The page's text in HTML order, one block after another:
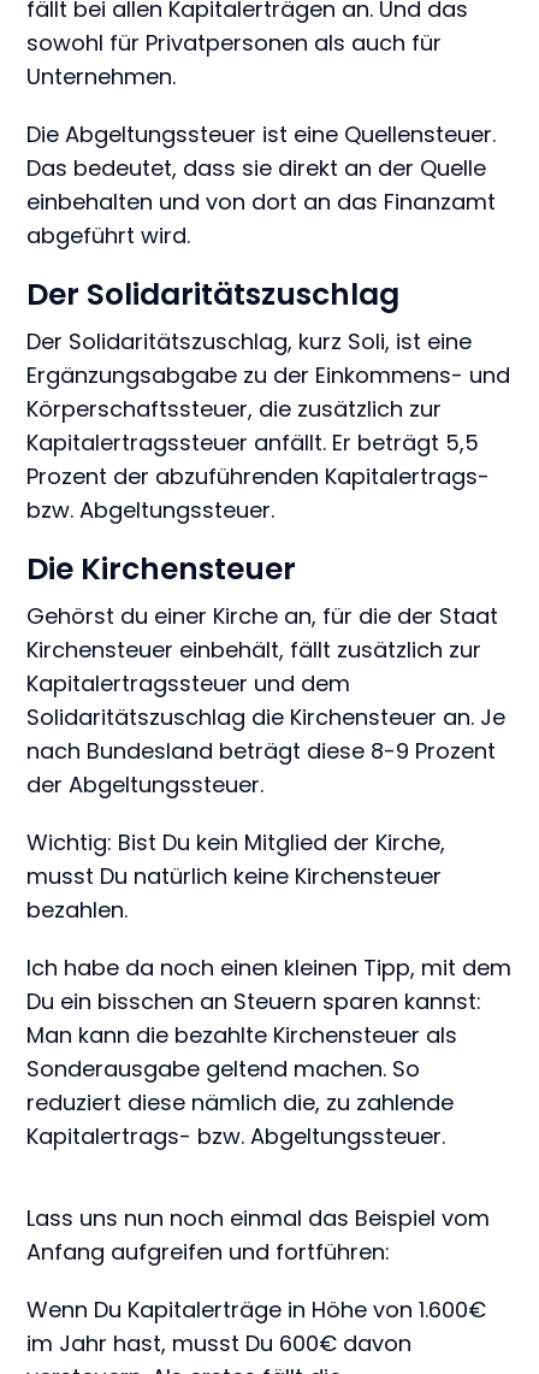
fällt bei allen Kapitalerträgen an. Und das
sowohl für Privatpersonen als auch für
Unternehmen.
Die Abgeltungssteuer ist eine Quellensteuer.
Das bedeutet, dass sie direkt an der Quelle
einbehalten und von dort an das Finanzamt
abgeführt wird.
Der Solidaritätszuschlag
Der Solidaritätszuschlag, kurz Soli, ist eine
Ergänzungsabgabe zu der Einkommens- und
Körperschaftssteuer, die zusätzlich zur
Kapitalertragssteuer anfällt. Er beträgt 5,5
Prozent der abzuführenden Kapitalertrags-
bzw. Abgeltungssteuer.
Die Kirchensteuer
Gehörst du einer Kirche an, für die der Staat
Kirchensteuer einbehält, fällt zusätzlich zur
Kapitalertragssteuer und dem
Solidaritätszuschlag die Kirchensteuer an. Je
nach Bundesland beträgt diese 8-9 Prozent
der Abgeltungssteuer.
Wichtig: Bist Du kein Mitglied der Kirche,
musst Du natürlich keine Kirchensteuer
bezahlen.
Ich habe da noch einen kleinen Tipp, mit dem
Du ein bisschen an Steuern sparen kannst:
Man kann die bezahlte Kirchensteuer als
Sonderausgabe geltend machen. So
reduziert diese nämlich die, zu zahlende
Kapitalertrags- bzw. Abgeltungssteuer.
Lass uns nun noch einmal das Beispiel vom
Anfang aufgreifen und fortführen:
Wenn Du Kapitalerträge in Höhe von 1.600€
im Jahr hast, musst Du 600€ davon